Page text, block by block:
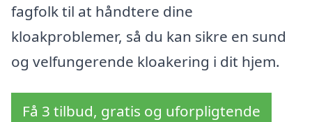
fagfolk til at håndtere dine
kloakproblemer, så du kan sikre en sund
og velfungerende kloakering i dit hjem.
Få 3 tilbud, gratis og uforpligtende